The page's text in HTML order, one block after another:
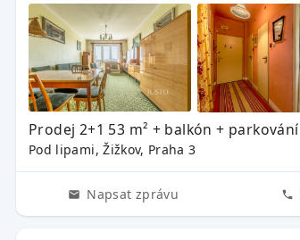
Prodej 2+1 53 m² + balkón + parkování
Pod lipami, Žižkov, Praha 3
Napsat zprávu